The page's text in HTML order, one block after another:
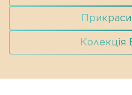
Колекція